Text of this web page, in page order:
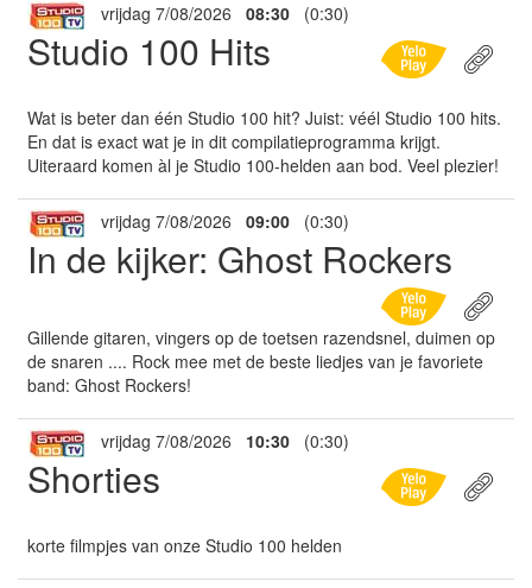
vrijdag 7/08/2026 08:30 (0:30)
Studio 100 Hits
Wat is beter dan één Studio 100 hit? Juist: véél Studio 100 hits.
En dat is exact wat je in dit compilatieprogramma krijgt.
Uiteraard komen àl je Studio 100-helden aan bod. Veel plezier!
vrijdag 7/08/2026 09:00 (0:30)
In de kijker: Ghost Rockers
Gillende gitaren, vingers op de toetsen razendsnel, duimen op
de snaren .... Rock mee met de beste liedjes van je favoriete
band: Ghost Rockers!
vrijdag 7/08/2026 10:30 (0:30)
Shorties
korte filmpjes van onze Studio 100 helden